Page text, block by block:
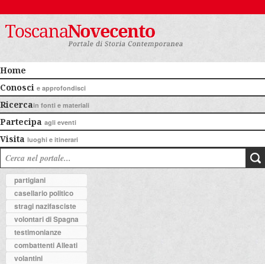
Home
Conosci e approfondisci
Ricercain fonti e materiali
Partecipa agli eventi
Visita luoghi e itinerari
partigiani
casellario politico
stragi nazifasciste
volontari di Spagna
testimonianze
combattenti Alleati
volantini